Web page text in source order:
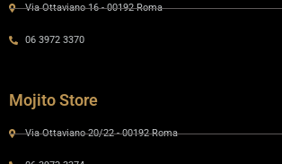
Via Ottaviano 16 - 00192 Roma
06 3972 3370
Mojito Store
Via Ottaviano 20/22 - 00192 Roma